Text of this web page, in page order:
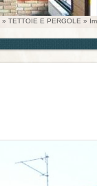
» TETTOIE E PERGOLE »